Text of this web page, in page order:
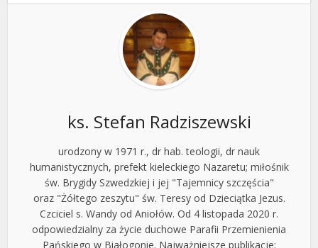
ks. Stefan Radziszewski
urodzony w 1971 r., dr hab. teologii, dr nauk
humanistycznych, prefekt kieleckiego Nazaretu; miłośnik
św. Brygidy Szwedzkiej i jej "Tajemnicy szczęścia"
oraz "Żółtego zeszytu" św. Teresy od Dzieciątka Jezus.
Czciciel s. Wandy od Aniołów. Od 4 listopada 2020 r.
odpowiedzialny za życie duchowe Parafii Przemienienia
Pańskiego w Białogonie. Najważniejsze publikacje: